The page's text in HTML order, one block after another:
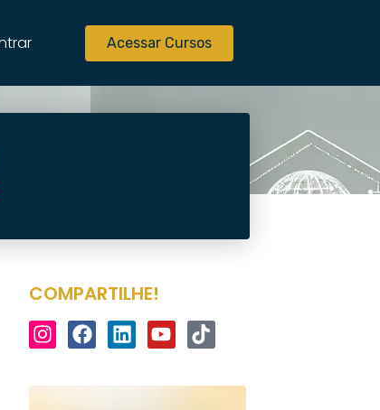
Acessar Cursos
COMPARTILHE!